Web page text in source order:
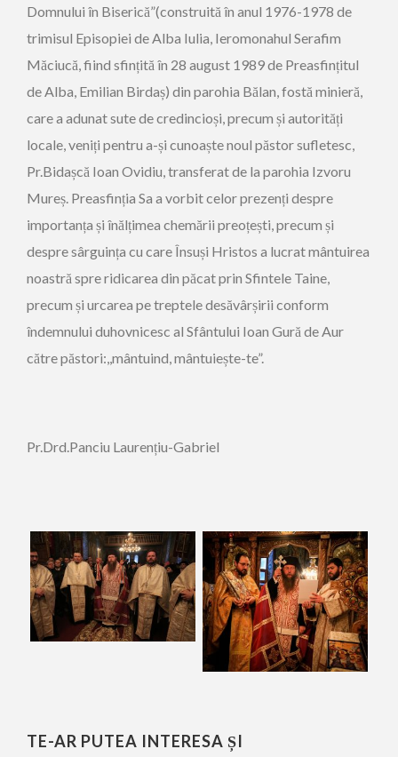
Domnului în Biserică”(construită în anul 1976-1978 de
trimisul Episopiei de Alba Iulia, Ieromonahul Serafim
Măciucă, fiind sfințită în 28 august 1989 de Preasfințitul
de Alba, Emilian Birdaș) din parohia Bălan, fostă minieră,
care a adunat sute de credincioși, precum și autorități
locale, veniți pentru a-și cunoaște noul păstor sufletesc,
Pr.Bidașcă Ioan Ovidiu, transferat de la parohia Izvoru
Mureș. Preasfinția Sa a vorbit celor prezenți despre
importanța și înălțimea chemării preoțești, precum și
despre sârguința cu care Însuși Hristos a lucrat mântuirea
noastră spre ridicarea din păcat prin Sfintele Taine,
precum și urcarea pe treptele desăvârșirii conform
îndemnului duhovnicesc al Sfântului Ioan Gură de Aur
către păstori:,,mântuind, mântuiește-te”.
Pr.Drd.Panciu Laurențiu-Gabriel
TE-AR PUTEA INTERESA ȘI